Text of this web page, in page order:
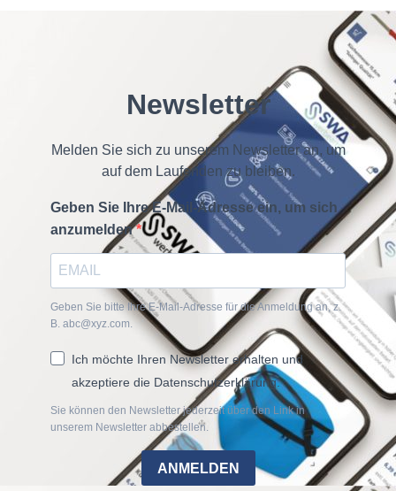
Newsletter
Melden Sie sich zu unserem Newsletter an, um
auf dem Laufenden zu bleiben.
Geben Sie Ihre E-Mail-Adresse ein, um sich
anzumelden
Geben Sie bitte Ihre E-Mail-Adresse für die Anmeldung an, z.
B. abc@xyz.com.
Ich möchte Ihren Newsletter erhalten und
akzeptiere die Datenschutzerklärung.
Sie können den Newsletter jederzeit über den Link in
unserem Newsletter abbestellen.
ANMELDEN